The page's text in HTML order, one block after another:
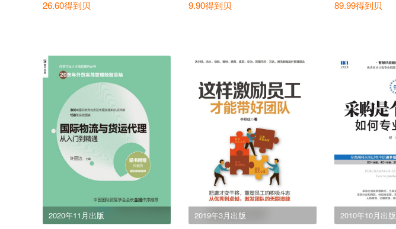
26.60得到贝 9.90得到贝 89.99得到贝
2020年11月出版 2019年3月出版 2010年10月出版